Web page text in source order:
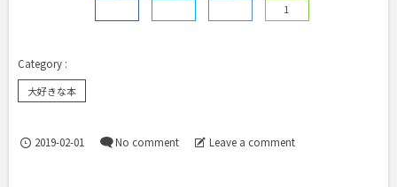
1
大好きな本
2019-02-01 No comment Leave a comment